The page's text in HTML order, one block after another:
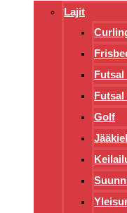
Lajit
Futsal
Futsal
Golf